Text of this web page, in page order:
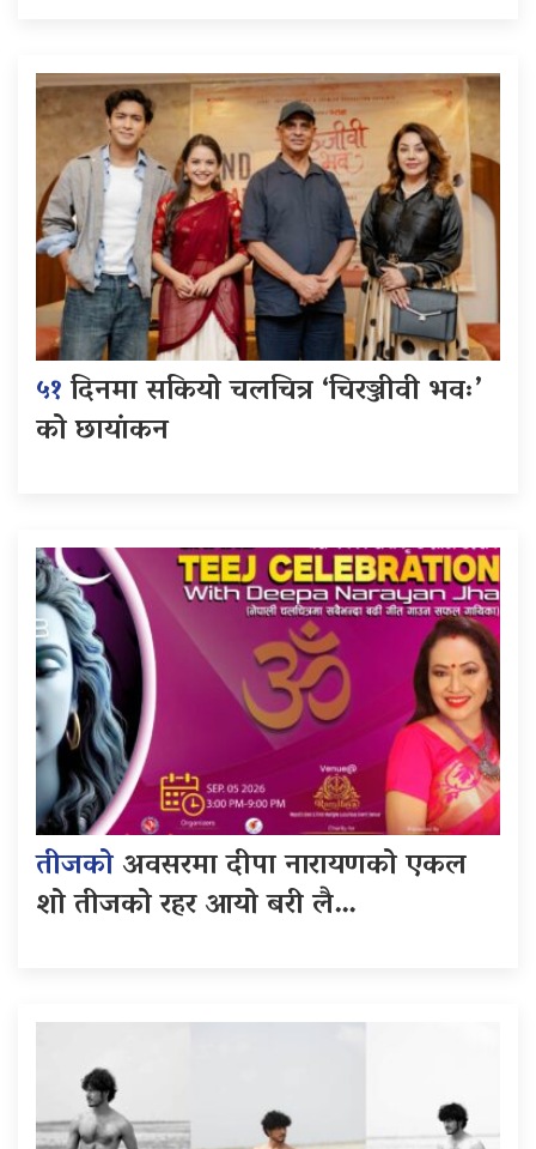
५१दिनमा सकियो चलचित्र ‘चिरञ्जीवी भवः’
को छायांकन
तीजकोअवसरमा दीपा नारायणको एकल
शो तीजको रहर आयो बरी लै…